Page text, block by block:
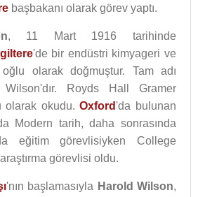
başbakanı olarak görev yaptı.
, 11 Mart 1916 tarihinde
'de bir endüstri kimyageri ve
olarak doğmuştur. Tam adı
Royds Hall Gramer
olarak okudu.Oxford 'da bulunan
Modern tarih, daha sonrasında
eğitim görevlisiyken College
görevlisi oldu.
'nın başlamasıyla Harold Wilson,